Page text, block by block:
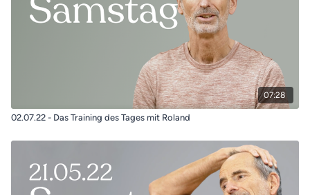
07:28
02.07.22 - Das Training des Tages mit Roland